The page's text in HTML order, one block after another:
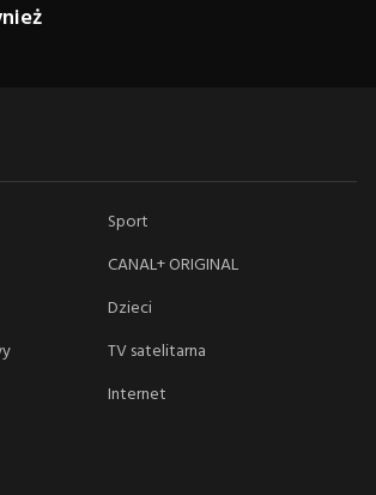
Sport
CANAL+ ORIGINAL
Dzieci
TV satelitarna
Internet